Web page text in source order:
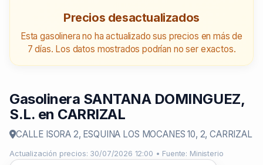
Precios desactualizados
Esta gasolinera no ha actualizado sus precios en más de
7 días. Los datos mostrados podrían no ser exactos.
Gasolinera SANTANA DOMINGUEZ,
S.L. en CARRIZAL
CALLE ISORA 2, ESQUINA LOS MOCANES 10, 2, CARRIZAL
Actualización precios: 30/07/2026 12:00 • Fuente: Ministerio